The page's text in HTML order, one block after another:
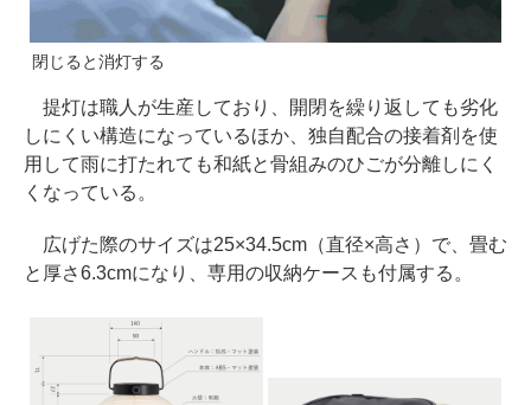
閉じると消灯する
提灯は職人が生産しており、開閉を繰り返しても劣化
しにくい構造になっているほか、独自配合の接着剤を使
用して雨に打たれても和紙と骨組みのひごが分離しにく
くなっている。
広げた際のサイズは25×34.5cm（直径×高さ）で、畳む
と厚さ6.3cmになり、専用の収納ケースも付属する。